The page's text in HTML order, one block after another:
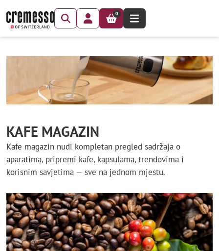
0
KAFE MAGAZIN
Kafe magazin nudi kompletan pregled sadržaja o
aparatima, pripremi kafe, kapsulama, trendovima i
korisnim savjetima — sve na jednom mjestu.